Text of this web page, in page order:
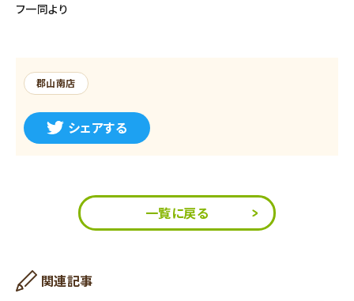
フ一同より
郡山南店
シェアする
一覧に戻る
関連記事